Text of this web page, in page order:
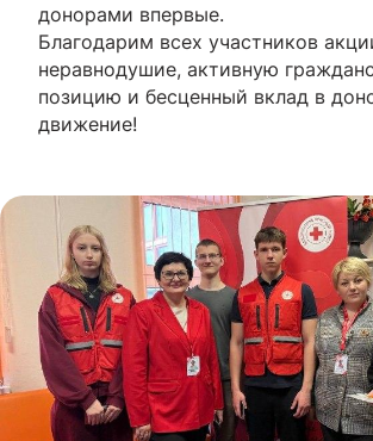
донорами впервые.
Благодарим всех участников
неравнодушие, активную
позицию и бесценный вклад в
движение!